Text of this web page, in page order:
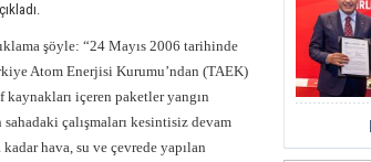
şöyle: “24 Mayıs 2006 tarihinde
Atom Enerjisi Kurumu’ndan (TAEK)
içeren paketler yangın
çalışmaları kesintisiz devam
hava, su ve çevrede yapılan